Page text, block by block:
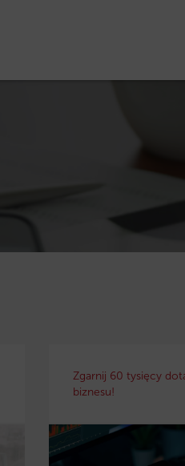
Zgarnij 60 tysięcy
biznesu!